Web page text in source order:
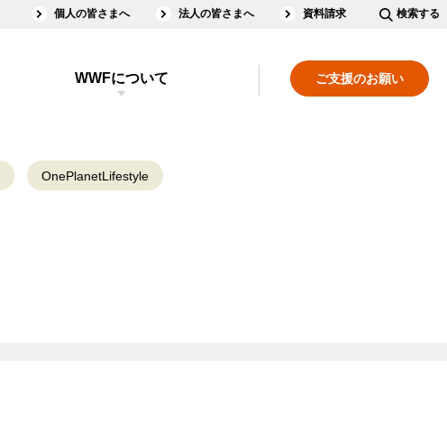
個人の皆さまへ 法人の皆さまへ 資料請求 検索する
ご支援のお願い
WWFについて
OnePlanetLifestyle